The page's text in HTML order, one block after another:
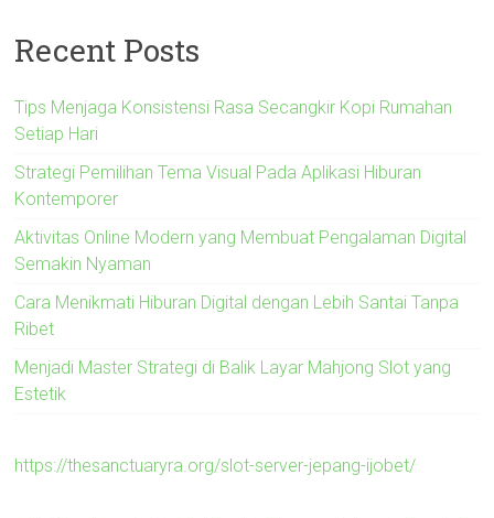
Recent Posts
Tips Menjaga Konsistensi Rasa Secangkir Kopi Rumahan
Setiap Hari
Strategi Pemilihan Tema Visual Pada Aplikasi Hiburan
Kontemporer
Aktivitas Online Modern yang Membuat Pengalaman Digital
Semakin Nyaman
Cara Menikmati Hiburan Digital dengan Lebih Santai Tanpa
Ribet
Menjadi Master Strategi di Balik Layar Mahjong Slot yang
Estetik
https://thesanctuaryra.org/slot-server-jepang-ijobet/